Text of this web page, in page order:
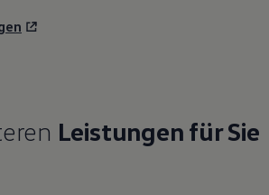
Leistungen für Sie